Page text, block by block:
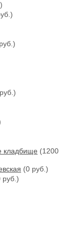
кладбище (1200
(0 руб.)
руб.)